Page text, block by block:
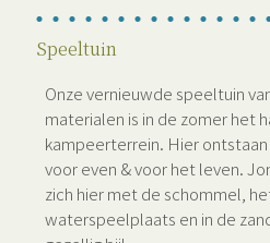
Speeltuin
Onze vernieuwde speeltuin
materialen is in de zomer het
kampeerterrein. Hier
voor even & voor het leven.
zich hier met de schommel,
waterspeelplaats en in de